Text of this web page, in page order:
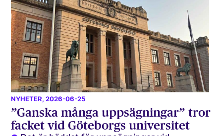
NYHETER, 2026-06-25
”Ganska många uppsägningar” tror
facket vid Göteborgs universitet